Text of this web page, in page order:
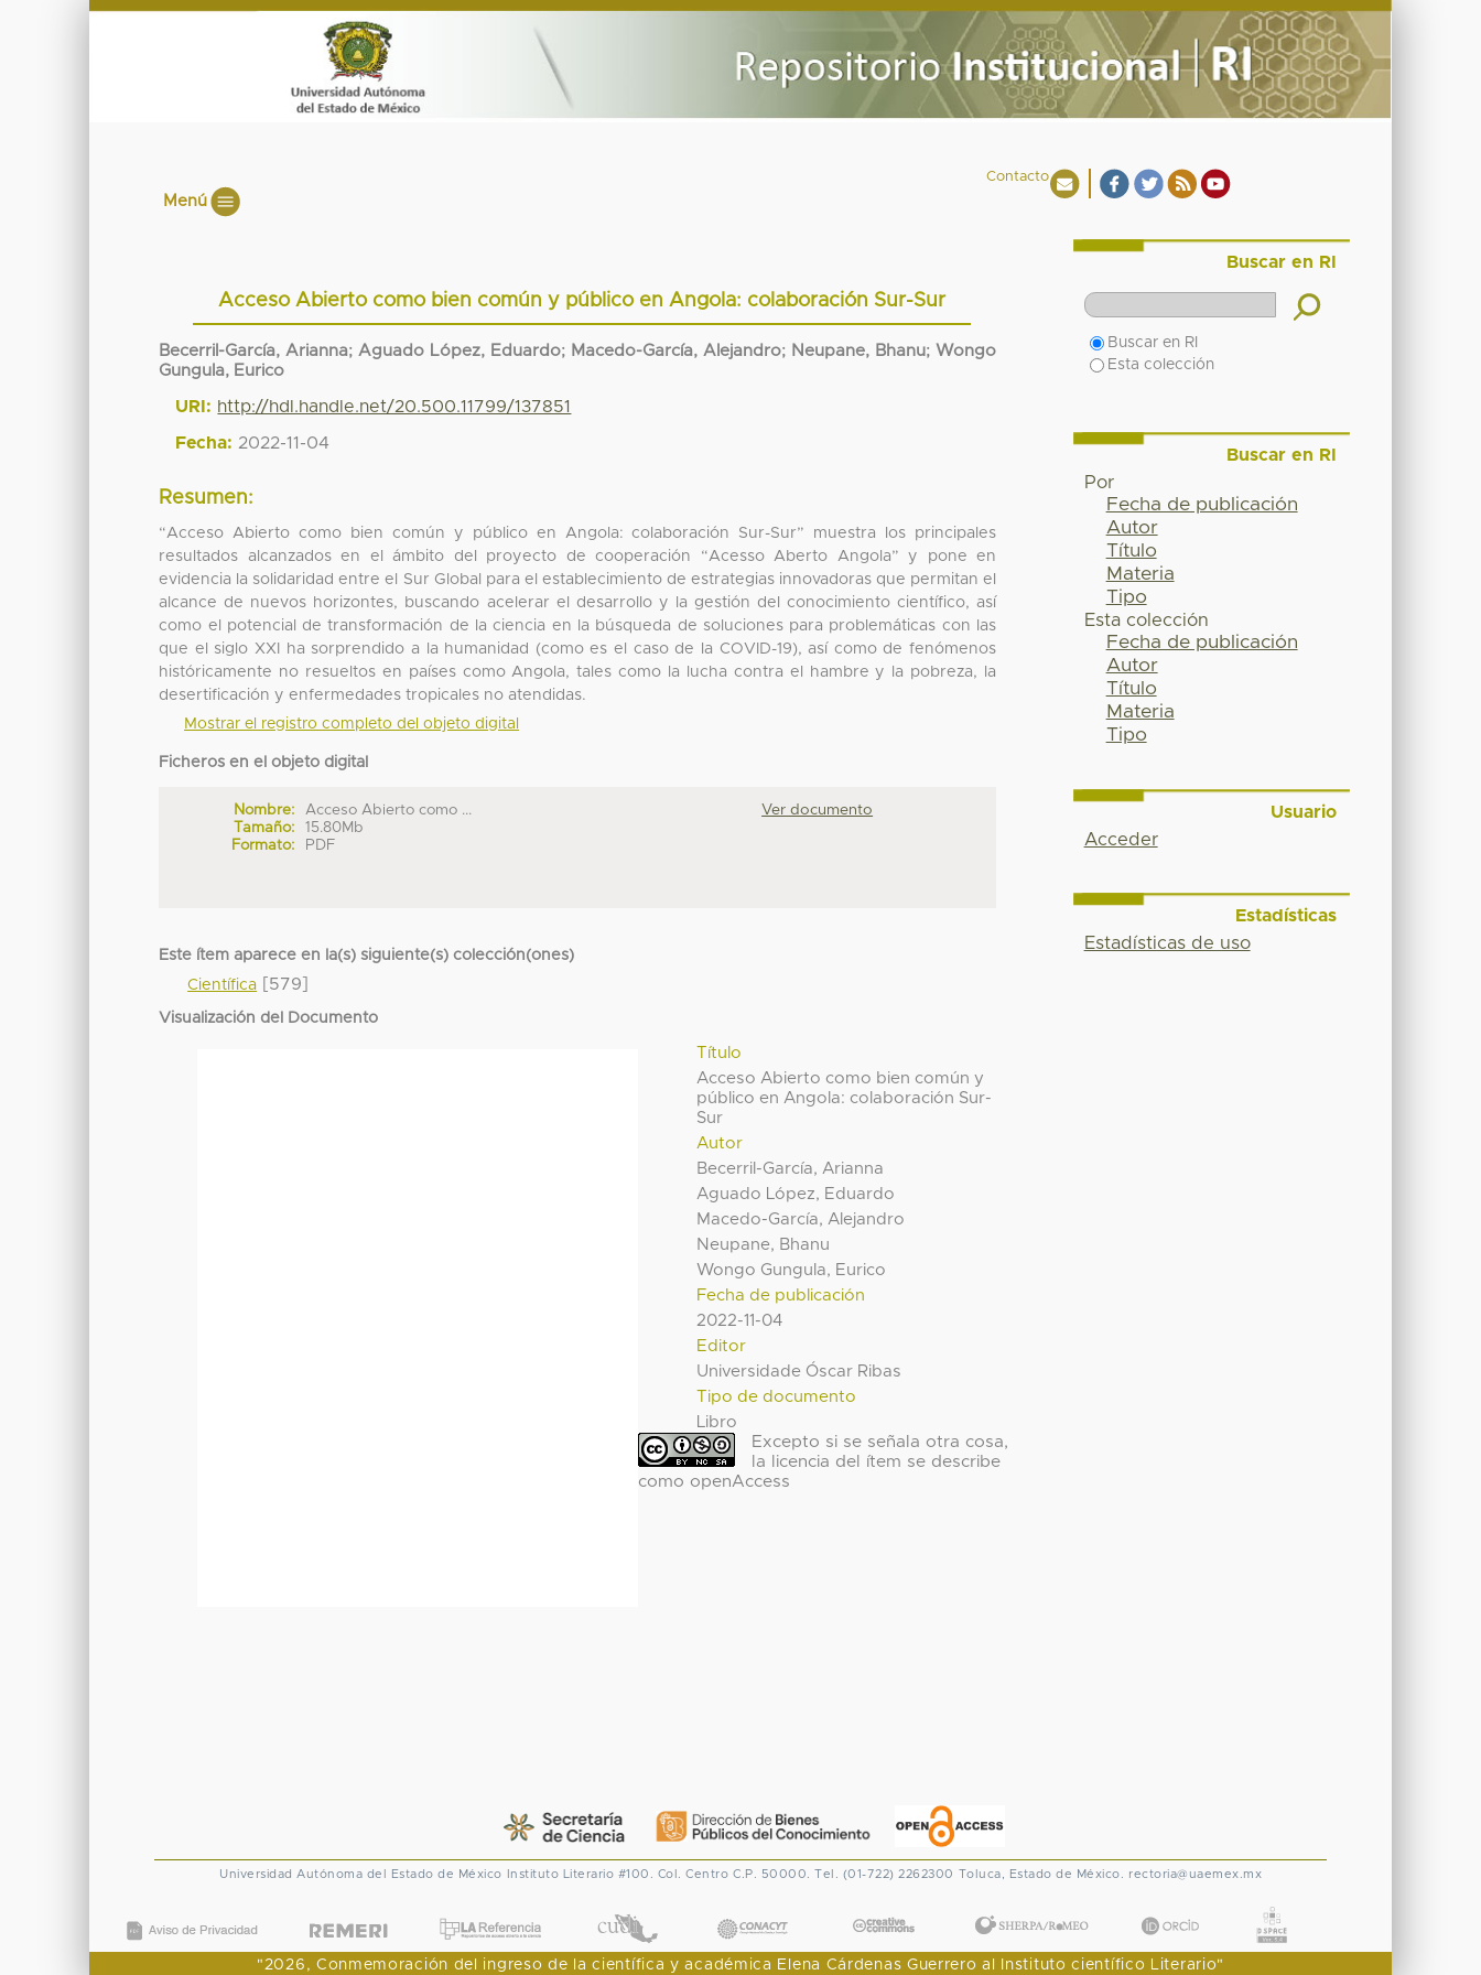
Contacto
Menú
Acceso Abierto como bien común y público en Angola: colaboración Sur-Sur
Becerril-García, Arianna; Aguado López, Eduardo; Macedo-García, Alejandro; Neupane, Bhanu; Wongo
Gungula, Eurico
URI: http://hdl.handle.net/20.500.11799/137851
Fecha: 2022-11-04
Resumen:
“Acceso Abierto como bien común y público en Angola: colaboración Sur-Sur” muestra los principales
resultados alcanzados en el ámbito del proyecto de cooperación “Acesso Aberto Angola” y pone en
evidencia la solidaridad entre el Sur Global para el establecimiento de estrategias innovadoras que permitan el
alcance de nuevos horizontes, buscando acelerar el desarrollo y la gestión del conocimiento científico, así
como el potencial de transformación de la ciencia en la búsqueda de soluciones para problemáticas con las
que el siglo XXI ha sorprendido a la humanidad (como es el caso de la COVID-19), así como de fenómenos
históricamente no resueltos en países como Angola, tales como la lucha contra el hambre y la pobreza, la
desertificación y enfermedades tropicales no atendidas.
Mostrar el registro completo del objeto digital
Ficheros en el objeto digital
Nombre:
Acceso Abierto como ...
Tamaño:
15.80Mb
Formato:
PDF
Ver documento
Este ítem aparece en la(s) siguiente(s) colección(ones)
Científica [579]
Visualización del Documento
Título
Acceso Abierto como bien común y
público en Angola: colaboración Sur-
Sur
Autor
Becerril-García, Arianna
Aguado López, Eduardo
Macedo-García, Alejandro
Neupane, Bhanu
Wongo Gungula, Eurico
Fecha de publicación
2022-11-04
Editor
Universidade Óscar Ribas
Tipo de documento
Libro
Excepto si se señala otra cosa,
la licencia del ítem se describe
como openAccess
Buscar en RI
Buscar en RI
Esta colección
Buscar en RI
Por
Fecha de publicación
Autor
Título
Materia
Tipo
Esta colección
Fecha de publicación
Autor
Título
Materia
Tipo
Usuario
Acceder
Estadísticas
Estadísticas de uso
Universidad Autónoma del Estado de México Instituto Literario #100. Col. Centro C.P. 50000. Tel. (01-722) 2262300 Toluca, Estado de México. rectoria@uaemex.mx
"2026, Conmemoración del ingreso de la científica y académica Elena Cárdenas Guerrero al Instituto científico Literario"